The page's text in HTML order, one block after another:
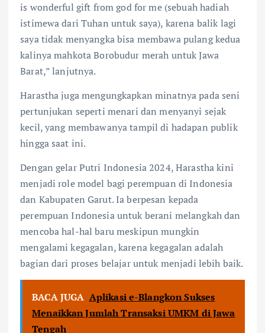
is wonderful gift from god for me (sebuah hadiah
istimewa dari Tuhan untuk saya), karena balik lagi
saya tidak menyangka bisa membawa pulang kedua
kalinya mahkota Borobudur merah untuk Jawa
Barat,” lanjutnya.
Harastha juga mengungkapkan minatnya pada seni
pertunjukan seperti menari dan menyanyi sejak
kecil, yang membawanya tampil di hadapan publik
hingga saat ini.
Dengan gelar Putri Indonesia 2024, Harastha kini
menjadi role model bagi perempuan di Indonesia
dan Kabupaten Garut. Ia berpesan kepada
perempuan Indonesia untuk berani melangkah dan
mencoba hal-hal baru meskipun mungkin
mengalami kegagalan, karena kegagalan adalah
bagian dari proses belajar untuk menjadi lebih baik.
BACA JUGA Aplikasi e-Blangkon Sukses
Menaikkan Jumlah Transaksi UMKM di Jawa
Tengah